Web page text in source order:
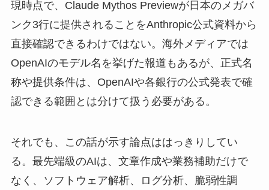
現時点で、Claude Mythos Previewが日本のメガバ
ンク3行に提供されることをAnthropic公式資料から
直接確認できるわけではない。海外メディアでは
OpenAIのモデル名を挙げた報道もあるが、正式名
称や提供条件は、OpenAIや各銀行の公式発表で確
認できる範囲とは分けて扱う必要がある。
それでも、この話が示す論点ははっきりしてい
る。最先端級のAIは、文章作成や業務補助だけで
なく、ソフトウェア解析、ログ分析、脆弱性調